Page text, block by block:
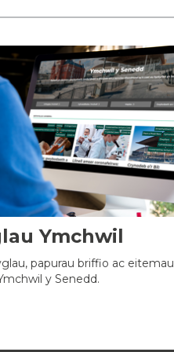
Ymchwil
papurau briffio ac eitemau
y Senedd.